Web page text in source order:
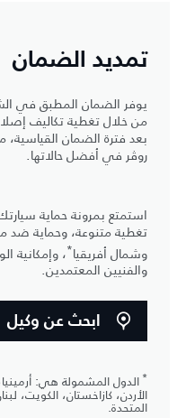
تمديد الضمان
يوفر الضمان المطبق في
من خلال تغطية تكاليف
بعد فترة الضمان
روڤر في أفضل حالاتها.
تغطية متنوعة، وحماية ضد
وشمال أفريقيا*، وإمكانية
والفنيين المعتمدين.
ابحث عن وكيل
* الدول المشمولة هي: أرمينيا،
الأردن، كازاخستان، الكويت،
المتحدة.